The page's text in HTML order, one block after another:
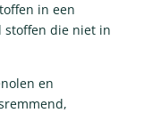
in een
stoffen die niet in
en